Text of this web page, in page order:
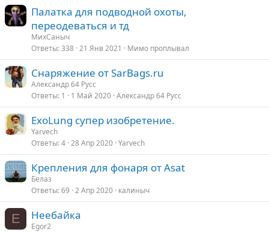
Палатка для подводной охоты,
переодеваться и тд
МихСаныч
Ответы 338 21 Янв 2021 Мимо проплывал
Снаряжение от SarBags.ru
Александр 64 Русс
Ответы 1 1 Май 2020 Александр 64 Русс
ExoLung супер изобретение.
Yarvech
Ответы 4 28 Апр 2020 Yarvech
Крепления для фонаря от Asat
Белаз
Ответы 69 2 Апр 2020 калиныч
E Неебайка
Egor2